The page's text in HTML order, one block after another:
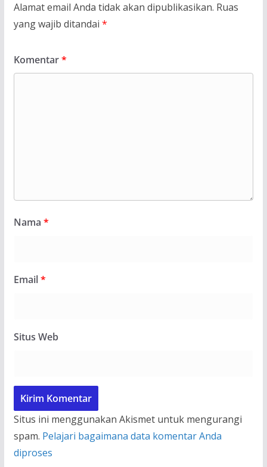
Alamat email Anda tidak akan dipublikasikan. Ruas
yang wajib ditandai *
Komentar*
Nama *
Email*
Situs Web
Situs ini menggunakan Akismet untuk mengurangi
spam. Pelajari bagaimana data komentar Anda
diproses